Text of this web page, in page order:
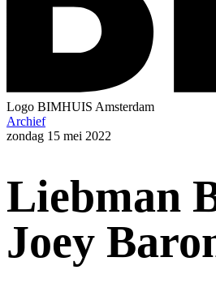
Logo BIMHUIS Amsterdam
Archief
zondag 15 mei 2022
Liebman
Joey